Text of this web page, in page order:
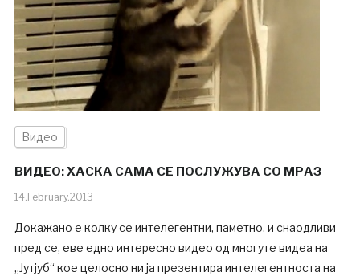
Видео
ВИДЕО: ХАСКА САМА СЕ ПОСЛУЖУВА СО МРАЗ
14.February.2013
Докажано е колку се интелегентни, паметно, и снаодливи
пред се, еве едно интересно видео од многуте видеа на
„Јутјуб“ кое целосно ни ја презентира интелегентноста на